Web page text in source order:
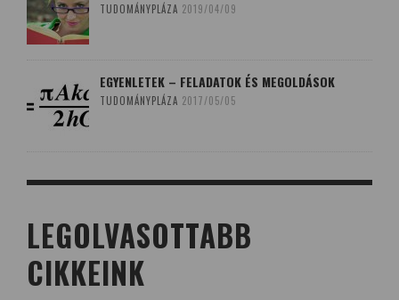
TUDOMÁNYPLÁZA 2019/04/09
EGYENLETEK – FELADATOK ÉS MEGOLDÁSOK
TUDOMÁNYPLÁZA 2017/05/05
LEGOLVASOTTABB
CIKKEINK